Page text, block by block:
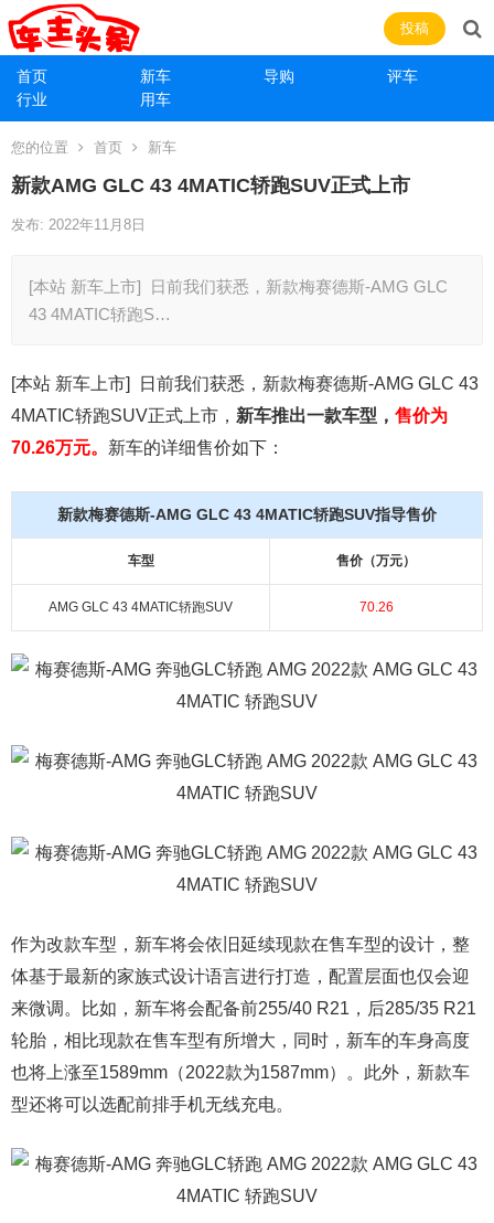
首页 新车 导购
评车
行业
用车
投稿
您的位置 首页 新车
新款AMG GLC 43 4MATIC轿跑SUV正式上市
发布: 2022年11月8日
[本站 新车上市] 日前我们获悉，新款梅赛德斯-AMG GLC
43 4MATIC轿跑S…
[本站 新车上市] 日前我们获悉，新款梅赛德斯-AMG GLC 43
4MATIC轿跑SUV正式上市， 新车推出一款车型， 售价为
70.26万元。 新车的详细售价如下：
新款梅赛德斯-AMG GLC 43 4MATIC轿跑SUV指导售价
车型 售价（万元）
AMG GLC 43 4MATIC轿跑SUV 70.26
作为改款车型，新车将会依旧延续现款在售车型的设计，整
体基于最新的家族式设计语言进行打造，配置层面也仅会迎
来微调。比如，新车将会配备前255/40 R21，后285/35 R21
轮胎，相比现款在售车型有所增大，同时，新车的车身高度
也将上涨至1589mm（2022款为1587mm）。此外，新款车
型还将可以选配前排手机无线充电。